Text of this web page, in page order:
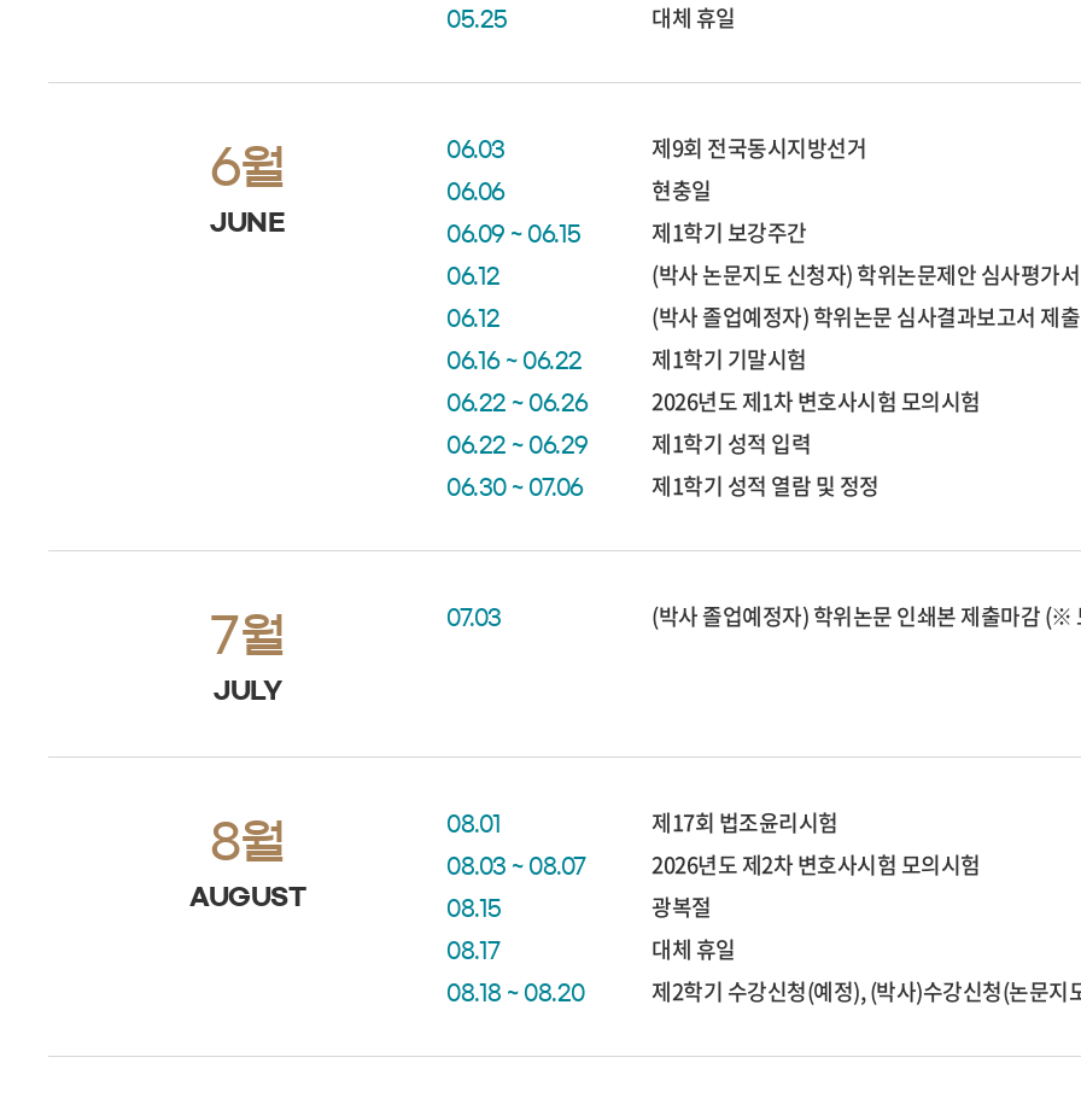
05.25 대체 휴일
6월
JUNE
06.03 제9회 전국동시지방선거
06.06 현충일
06.09 ~ 06.15 제1학기 보강주간
06.12 (박사 논문지도 신청자) 학위논문제안 심사평가
06.12 (박사 졸업예정자) 학위논문 심사결과보고서 제출
06.16 ~ 06.22 제1학기 기말시험
06.22 ~ 06.26 2026년도 제1차 변호사시험 모의시험
06.22 ~ 06.29 제1학기 성적 입력
06.30 ~ 07.06 제1학기 성적 열람 및 정정
7월
JULY
07.03 (박사 졸업예정자) 학위논문 인쇄본 제출마감 (※
8월
AUGUST
08.01 제17회 법조윤리시험
08.03 ~ 08.07 2026년도 제2차 변호사시험 모의시험
08.15 광복절
08.17 대체 휴일
08.18 ~ 08.20 제2학기 수강신청(예정), (박사)수강신청(논문지